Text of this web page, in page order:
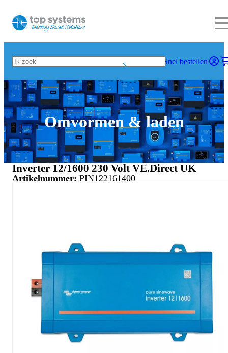
Snel bestellen
Omvormen & laden
Inverter 12/1600 230 Volt VE.Direct UK
Artikelnummer: PIN122161400